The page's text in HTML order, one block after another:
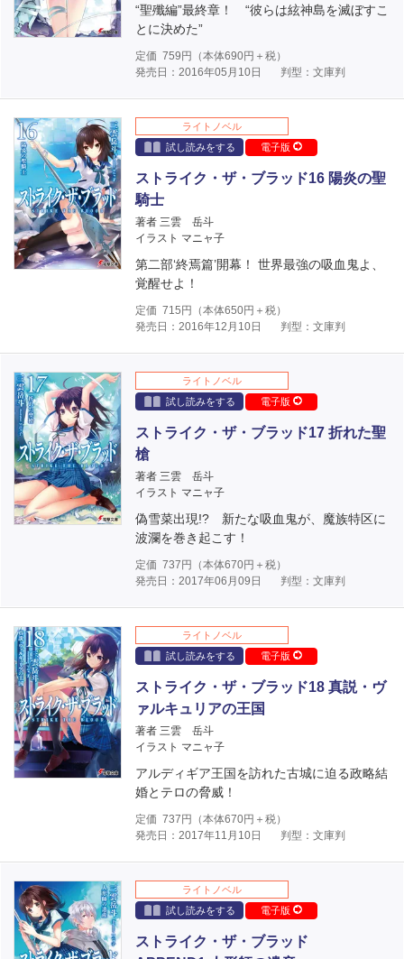
“聖殲編”最終章！ “彼らは絃神島を滅ぼすこ
とに決めた”
定価 759 円（本体690円＋税）
発売日：2016年05月10日
判型：文庫判
ライトノベル
試し読みをする
電子版
ストライク・ザ・ブラッド16 陽炎の聖
騎士
著者 三雲 岳斗
イラスト マニャ子
第二部‘終焉篇’開幕！ 世界最強の吸血鬼よ、
覚醒せよ！
定価 715 円（本体650円＋税）
発売日：2016年12月10日
判型：文庫判
ライトノベル
試し読みをする
電子版
ストライク・ザ・ブラッド17 折れた聖
槍
著者 三雲 岳斗
イラスト マニャ子
偽雪菜出現!? 新たな吸血鬼が、魔族特区に
波瀾を巻き起こす！
定価 737 円（本体670円＋税）
発売日：2017年06月09日
判型：文庫判
ライトノベル
試し読みをする
電子版
ストライク・ザ・ブラッド18 真説・ヴ
ァルキュリアの王国
著者 三雲 岳斗
イラスト マニャ子
アルディギア王国を訪れた古城に迫る政略結
婚とテロの脅威！
定価 737 円（本体670円＋税）
発売日：2017年11月10日
判型：文庫判
ライトノベル
試し読みをする
電子版
ストライク・ザ・ブラッド